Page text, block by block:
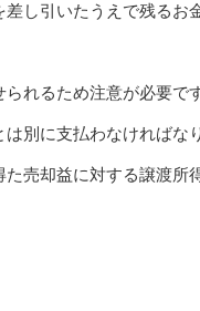
し引いたうえで残るお
れるため注意が必要です
別に支払わなければな
売却益に対する譲渡所